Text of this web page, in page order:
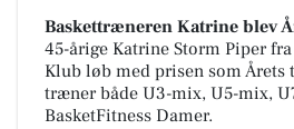
Baskettræneren Katrine blev
45-årige Katrine Storm Piper
Klub løb med prisen som
træner både U3-mix, U5-mix,
BasketFitness Damer.